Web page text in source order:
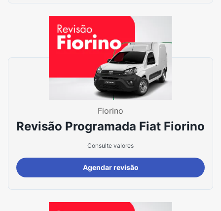
Fiorino
Revisão Programada Fiat Fiorino
Consulte valores
Agendar revisão